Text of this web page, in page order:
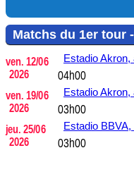
Matchs du 1er tour
ven. 12/06
2026
Estadio Akron,
04h00
ven. 19/06
2026
Estadio Akron,
03h00
jeu. 25/06
2026
Estadio BBVA,
03h00